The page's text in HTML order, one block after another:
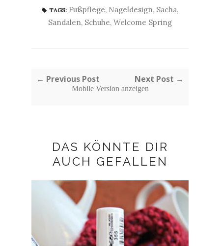
TAGS: Fußpflege, Nageldesign, Sacha,
Sandalen, Schuhe, Welcome Spring
← Previous Post Next Post →
Mobile Version anzeigen
DAS KÖNNTE DIR
AUCH GEFALLEN